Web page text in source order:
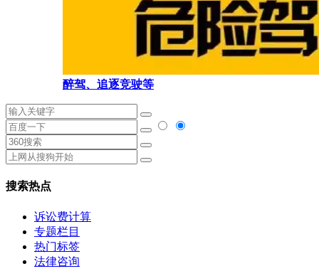
醉驾、追逐竞驶等
搜索热点
诉讼费计算
专题栏目
热门标签
法律咨询